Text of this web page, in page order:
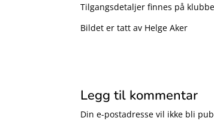
Tilgangsdetaljer finnes på
Bildet er tatt av Helge Aker
Legg til kommentar
Din e-postadresse vil ikke bli